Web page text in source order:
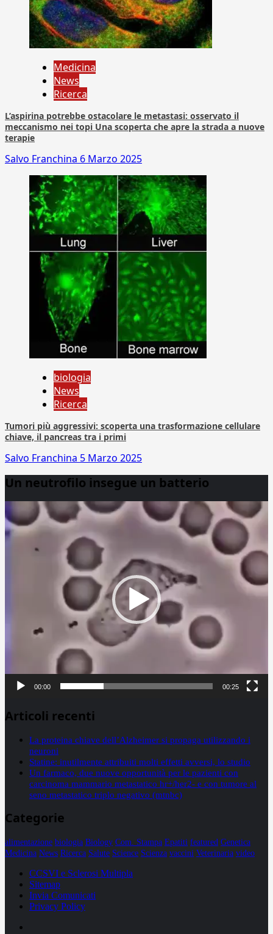
Medicina
News
Ricerca
L’aspirina potrebbe ostacolare le metastasi: osservato il
meccanismo nei topi Una scoperta che apre la strada a nuove
terapie
Salvo Franchina 6 Marzo 2025
biologia
News
Ricerca
Tumori più aggressivi: scoperta una trasformazione cellulare
chiave, il pancreas tra i primi
Salvo Franchina 5 Marzo 2025
Un neutrofilo insegue un batterio
Player
00:00 00:25
Articoli recenti
La proteina chiave dell’Alzheimer si propaga utilizzando i
neuroni
Statine: inutilmente attribuiti molti effetti avversi, lo studio
Un farmaco, due nuove opportunità per le pazienti con
carcinoma mammario metastatico hr+/her2- e con tumore al
seno metastatico triplo negativo (mtnbc)
Categorie
alimentazione biologia Biology Com. Stampa Epatiti featured Genetica
Medicina News Ricerca Salute Science Scienza vaccini Veterinaria video
CCSVI e Sclerosi Multipla
Sitemap
Invia Comunicati
Privacy Policy